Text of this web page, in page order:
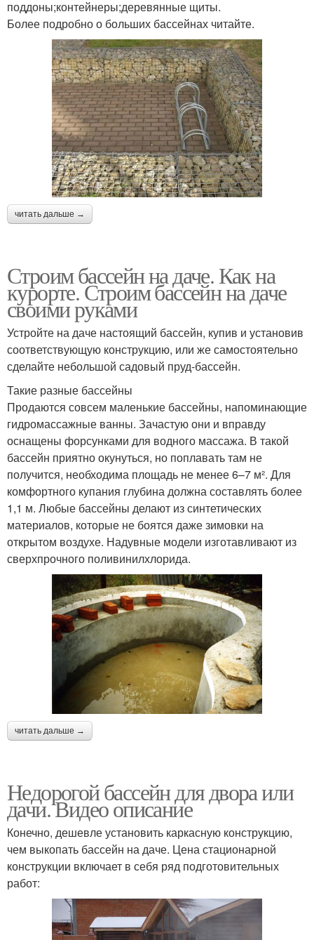
поддоны;контейнеры;деревянные щиты.
Более подробно о больших бассейнах читайте.
читать дальше →
Строим бассейн на даче. Как на
курорте. Строим бассейн на даче
своими руками
Устройте на даче настоящий бассейн, купив и установив
соответствующую конструкцию, или же самостоятельно
сделайте небольшой садовый пруд-бассейн.
Такие разные бассейны
Продаются совсем маленькие бассейны, напоминающие
гидро­массажные ванны. Зачастую они и вправду
оснащены форсунками для водного массажа. В такой
бассейн приятно окунуться, но поплавать там не
получится, необходима площадь не менее 6–7 м². Для
комфортного купания глубина должна составлять более
1,1 м. Любые бассейны делают из синтетических
материалов, которые не боятся даже зимовки на
открытом воздухе. Надувные модели изготавливают из
сверхпрочного поливинилхлорида.
читать дальше →
Недорогой бассейн для двора или
дачи. Видео описание
Конечно, дешевле установить каркасную конструкцию,
чем выкопать бассейн на даче. Цена стационарной
конструкции включает в себя ряд подготовительных
работ: